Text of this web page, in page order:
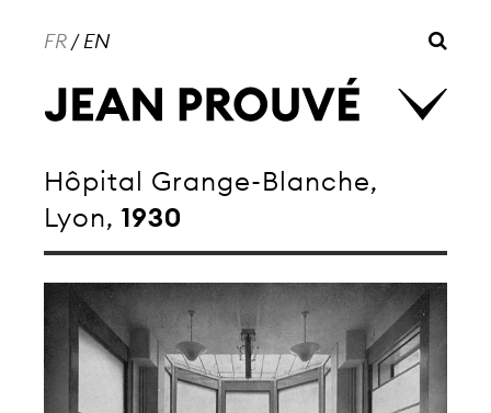
FR/EN
Hôpital Grange-Blanche,
Lyon, 1930